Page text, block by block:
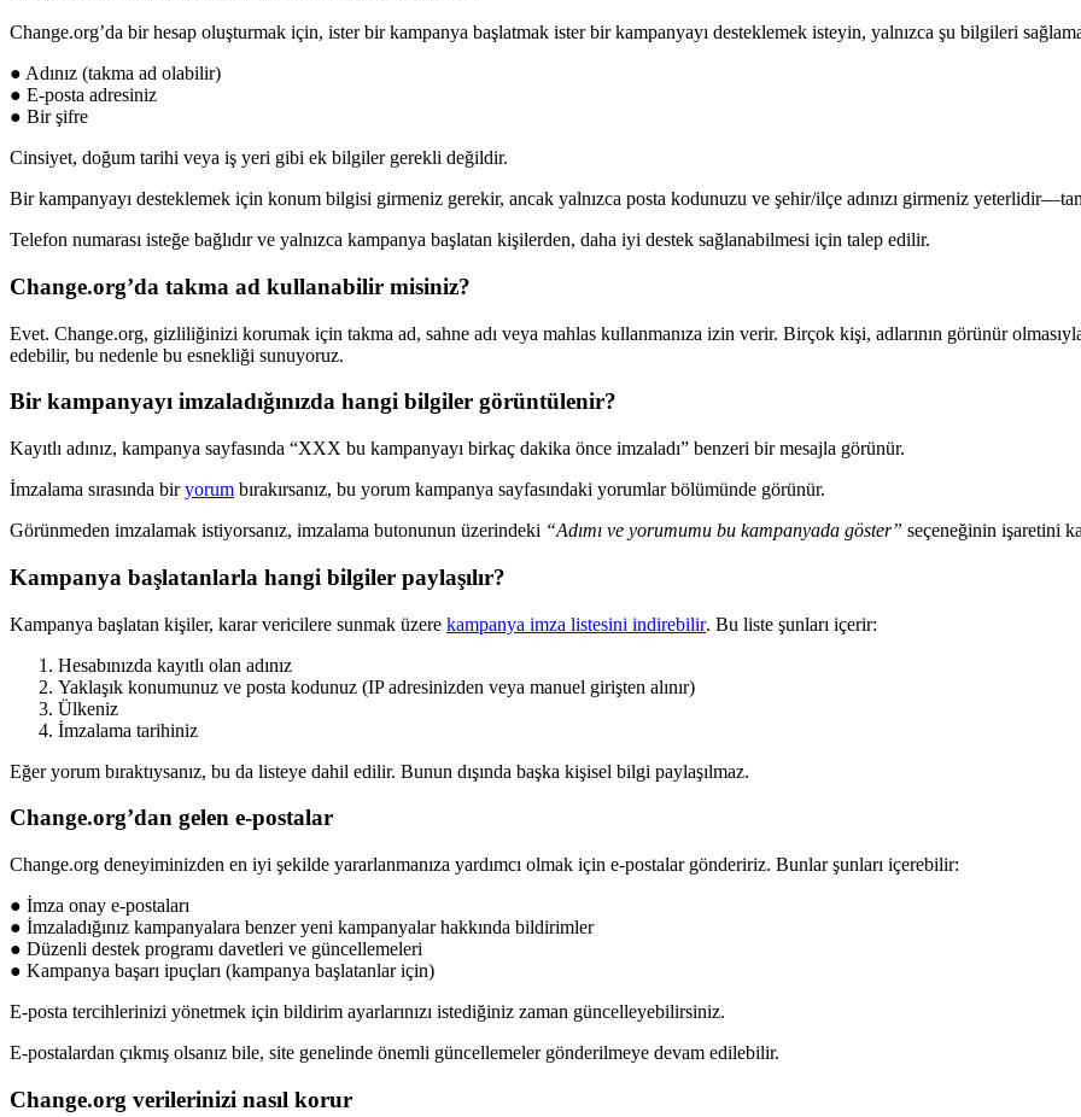
Change.org’da bir hesap oluşturmak için, ister bir kampanya başlatmak ister bir kampanyayı desteklemek isteyin, yalnızca şu bilgileri sağ
● Adınız (takma ad olabilir)
● E-posta adresiniz
● Bir şifre
Cinsiyet, doğum tarihi veya iş yeri gibi ek bilgiler gerekli değildir.
Bir kampanyayı desteklemek için konum bilgisi girmeniz gerekir, ancak yalnızca posta kodunuzu ve şehir/ilçe adınızı girmeniz yeterlidir—
Telefon numarası isteğe bağlıdır ve yalnızca kampanya başlatan kişilerden, daha iyi destek sağlanabilmesi için talep edilir.
Change.org’da takma ad kullanabilir misiniz?
Evet. Change.org, gizliliğinizi korumak için takma ad, sahne adı veya mahlas kullanmanıza izin verir. Birçok kişi, adlarının görünür olması
edebilir, bu nedenle bu esnekliği sunuyoruz.
Bir kampanyayı imzaladığınızda hangi bilgiler görüntülenir?
Kayıtlı adınız, kampanya sayfasında “XXX bu kampanyayı birkaç dakika önce imzaladı” benzeri bir mesajla görünür.
İmzalama sırasında bir yorum bırakırsanız, bu yorum kampanya sayfasındaki yorumlar bölümünde görünür.
Görünmeden imzalamak istiyorsanız, imzalama butonunun üzerindeki “Adımı ve yorumumu bu kampanyada göster” seçeneğinin işaretini
Kampanya başlatanlarla hangi bilgiler paylaşılır?
Kampanya başlatan kişiler, karar vericilere sunmak üzere kampanya imza listesini indirebilir. Bu liste şunları içerir:
Hesabınızda kayıtlı olan adınız
Yaklaşık konumunuz ve posta kodunuz (IP adresinizden veya manuel girişten alınır)
Ülkeniz
İmzalama tarihiniz
Eğer yorum bıraktıysanız, bu da listeye dahil edilir. Bunun dışında başka kişisel bilgi paylaşılmaz.
Change.org’dan gelen e-postalar
Change.org deneyiminizden en iyi şekilde yararlanmanıza yardımcı olmak için e-postalar göndeririz. Bunlar şunları içerebilir:
● İmza onay e-postaları
● İmzaladığınız kampanyalara benzer yeni kampanyalar hakkında bildirimler
● Düzenli destek programı davetleri ve güncellemeleri
● Kampanya başarı ipuçları (kampanya başlatanlar için)
E-posta tercihlerinizi yönetmek için bildirim ayarlarınızı istediğiniz zaman güncelleyebilirsiniz.
E-postalardan çıkmış olsanız bile, site genelinde önemli güncellemeler gönderilmeye devam edilebilir.
Change.org verilerinizi nasıl korur